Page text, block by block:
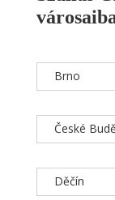
Brno
České
Děčín